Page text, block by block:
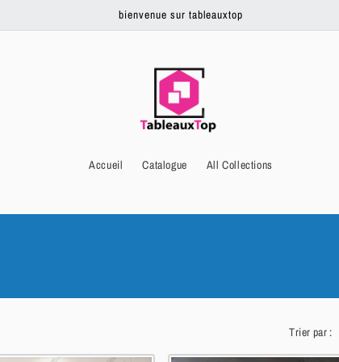
bienvenue sur tableauxtop
Accueil Catalogue All Collections
Trier par :